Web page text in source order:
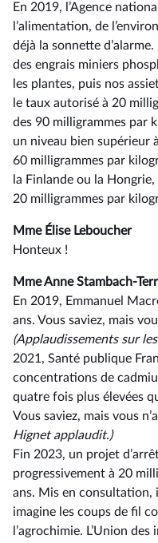
En 2019, l’Agence
l’alimentation, de
déjà la sonnette
des engrais miniers
les plantes, puis nos
le taux autorisé à 20
des 90 milligrammes par
un niveau bien supérieur
60 milligrammes par
la Finlande ou la
20 milligrammes par
Mme Élise Leboucher
Honteux !
Mme Anne Stambach-
En 2019, Emmanuel
ans. Vous saviez, mais
(Applaudissementssurles
2021, Santé publique
concentrations de
quatre fois plus élevées
Vous saviez, mais vous
Hignet applaudit.)
Fin 2023, un projet
progressivement à 20
ans. Mis en consultation,
imagine les coups de fil
l’agrochimie. L’Union